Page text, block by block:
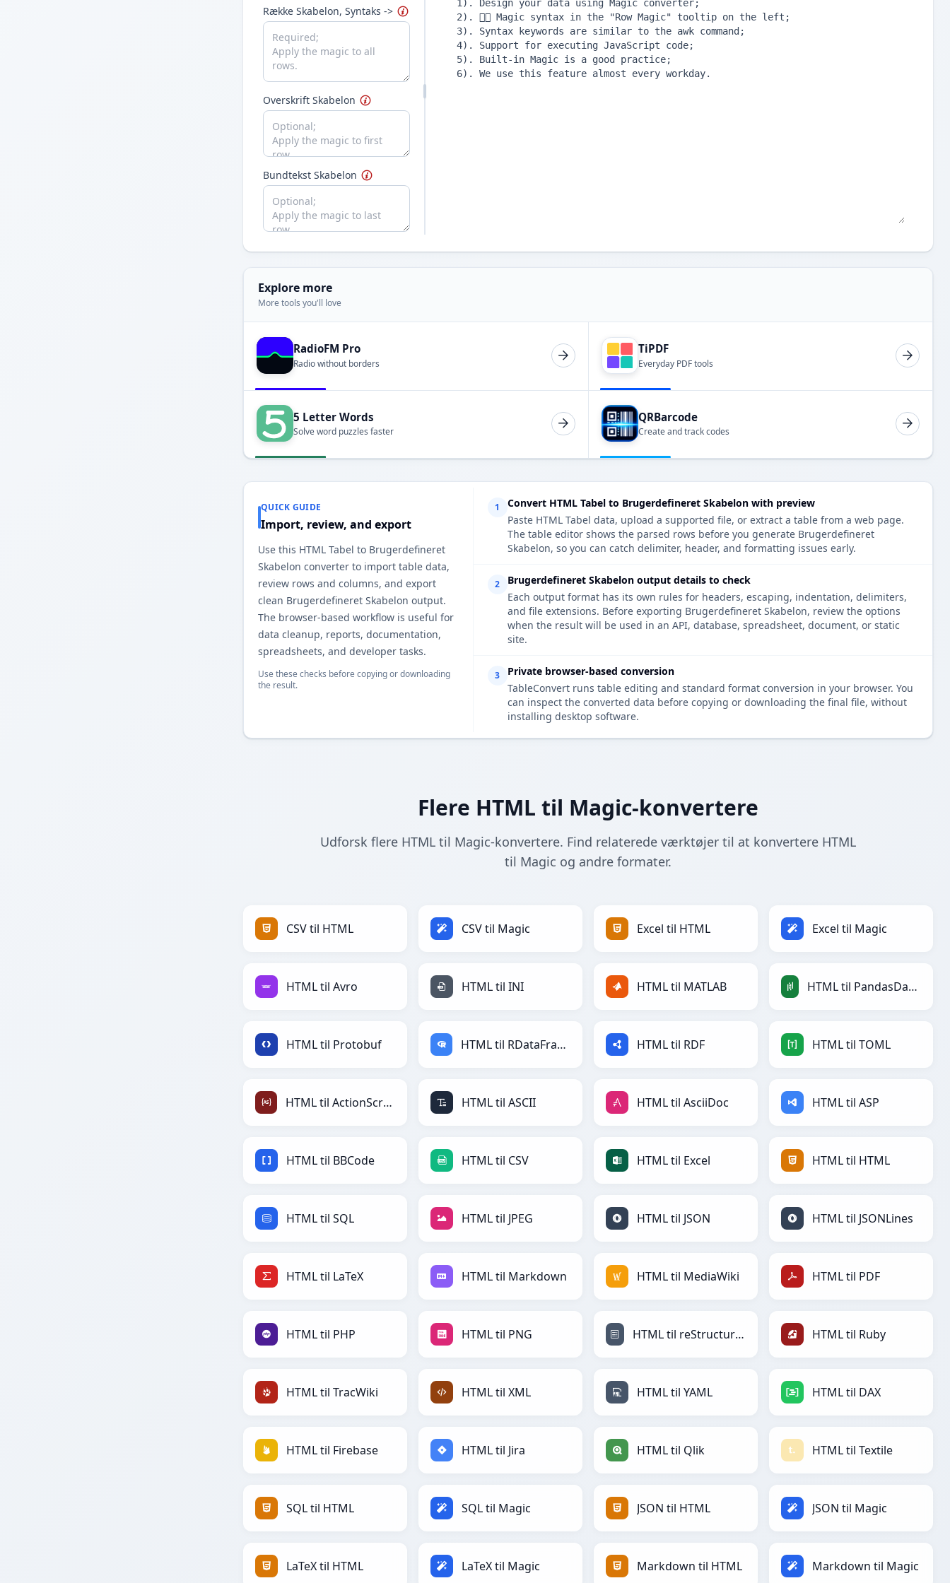
Række Skabelon, Syntaks ->
Overskrift Skabelon
Bundtekst Skabelon
Explore more
More tools you'll love
RadioFM Pro
Radio without borders
TiPDF
Everyday PDF tools
5 Letter Words
Solve word puzzles faster
QRBarcode
Create and track codes
QUICK GUIDE
Import, review, and export
Use this HTML Tabel to Brugerdefineret
Skabelon converter to import table data,
review rows and columns, and export
clean Brugerdefineret Skabelon output.
The browser-based workflow is useful for
data cleanup, reports, documentation,
spreadsheets, and developer tasks.
Use these checks before copying or downloading
the result.
1
Convert HTML Tabel to Brugerdefineret Skabelon with preview
Paste HTML Tabel data, upload a supported file, or extract a table from a web page.
The table editor shows the parsed rows before you generate Brugerdefineret
Skabelon, so you can catch delimiter, header, and formatting issues early.
2
Brugerdefineret Skabelon output details to check
Each output format has its own rules for headers, escaping, indentation, delimiters,
and file extensions. Before exporting Brugerdefineret Skabelon, review the options
when the result will be used in an API, database, spreadsheet, document, or static
site.
3
Private browser-based conversion
TableConvert runs table editing and standard format conversion in your browser. You
can inspect the converted data before copying or downloading the final file, without
installing desktop software.
Flere HTML til Magic-konvertere
Udforsk flere HTML til Magic-konvertere. Find relaterede værktøjer til at konvertere HTML
til Magic og andre formater.
CSV til HTML CSV til Magic Excel til HTML Excel til Magic
HTML til Avro HTML til INI HTML til MATLAB HTML til PandasDataFrame
HTML til Protobuf HTML til RDataFrame HTML til RDF HTML til TOML
HTML til ActionScript HTML til ASCII HTML til AsciiDoc HTML til ASP
HTML til BBCode HTML til CSV HTML til Excel HTML til HTML
HTML til SQL HTML til JPEG HTML til JSON HTML til JSONLines
HTML til LaTeX HTML til Markdown HTML til MediaWiki HTML til PDF
HTML til PHP HTML til PNG HTML til reStructuredText HTML til Ruby
HTML til TracWiki HTML til XML HTML til YAML HTML til DAX
HTML til Firebase HTML til Jira HTML til Qlik HTML til Textile
SQL til HTML SQL til Magic JSON til HTML JSON til Magic
LaTeX til HTML LaTeX til Magic Markdown til HTML Markdown til Magic